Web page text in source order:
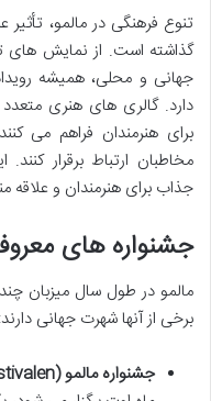
تنوع فرهنگی در مالمو،
گذاشته است. از نمایش های
جهانی و محلی، همیشه
دارد. گالری های هنری
برای هنرمندان فراهم می
مخاطبان ارتباط برقرار
جذاب برای هنرمندان و علاقه
جشنواره های
مالمو در طول سال میزبان
برخی از آنها شهرت جهانی دارند:
جشنواره مالمو (Malmöfestivalen):